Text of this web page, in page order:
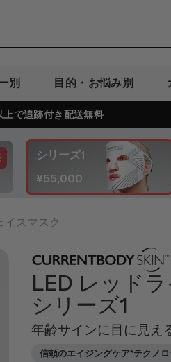
別 目的・お悩み別
上で追跡付き配送無料
シリーズ1
¥55,000
イスマスク
LED レッド
シリーズ1
年齢サインに目に見え
信頼のエイジングケア*テクノ